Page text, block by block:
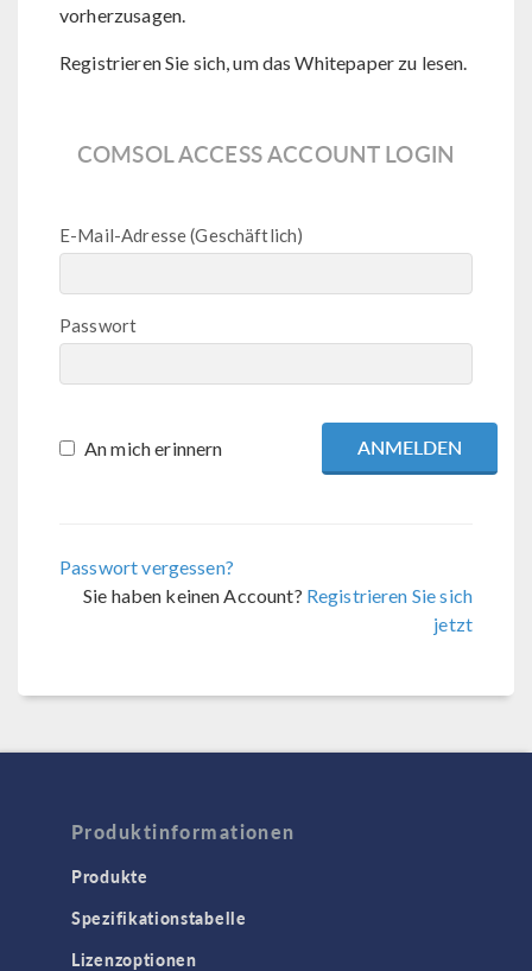
vorherzusagen.
Registrieren Sie sich, um das Whitepaper zu lesen.
COMSOL ACCESS ACCOUNT LOGIN
E-Mail-Adresse (Geschäftlich)
Passwort
An mich erinnern
Passwort vergessen?
Sie haben keinen Account? Registrieren Sie sich
jetzt
Produktinformationen
Produkte
Spezifikationstabelle
Lizenzoptionen